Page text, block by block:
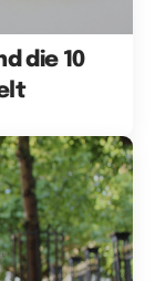
die 10